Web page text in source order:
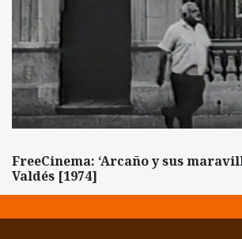
FreeCinema: ‘Arcaño y sus
Valdés [1974]